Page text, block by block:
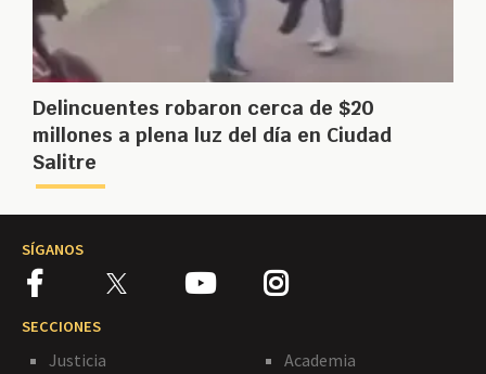
Delincuentes robaron cerca de $20
millones a plena luz del día en Ciudad
Salitre
SÍGANOS
SECCIONES
Justicia
Academia